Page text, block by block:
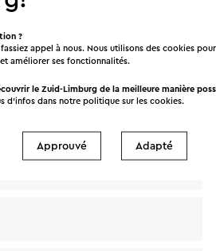
de contact. Pensez à :
avez en tête
de personnes
téléphone pour qu’on puisse
téléphone
?
appel à nous. Nous utilisons des cookies
améliorer ses fonctionnalités.
le Zuid-Limburg de la meilleure manière
d’infos dans notre politique sur les cookies.
Approuvé Adapté